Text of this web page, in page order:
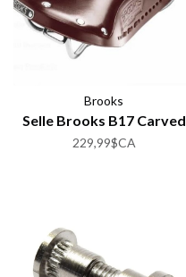
Brooks
Selle Brooks B17 Carved
229,99$CA